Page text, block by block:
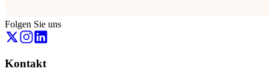
Folgen Sie uns
Kontakt